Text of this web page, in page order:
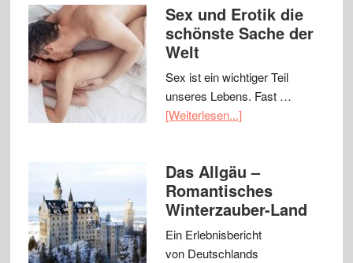
Sex und Erotik die
schönste Sache der
Welt
Sex ist ein wichtiger Teil
unseres Lebens. Fast …
[Weiterlesen...]
Das Allgäu –
Romantisches
Winterzauber-Land
Ein Erlebnisbericht
von Deutschlands